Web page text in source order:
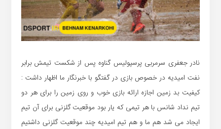
نادر جعفری سرمربی پرسپولیس گناوه پس از شکست تیمش برابر
نفت امیدیه در خصوص بازی در گفتگو با خبرنگار ما اظهار داشت :
کیفیت بد زمین اجازه ارائه بازی خوب و روی زمین را برای هر دو
تیم نداد شانس با هر تیمی که یار بود موقعیت گلزنی برای آن تیم
ایجاد می شد هم ما و هم تیم امیدیه چند موقعیت گلزنی داشتیم